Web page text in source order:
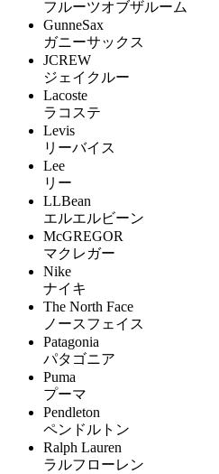
フルーツオブザルーム
GunneSax
ガニーサックス
JCREW
ジェイクルー
Lacoste
ラコステ
Levis
リーバイス
Lee
リー
LLBean
エルエルビーン
McGREGOR
マクレガー
Nike
ナイキ
The North Face
ノースフェイス
Patagonia
パタゴニア
Puma
プーマ
Pendleton
ペンドルトン
Ralph Lauren
ラルフローレン